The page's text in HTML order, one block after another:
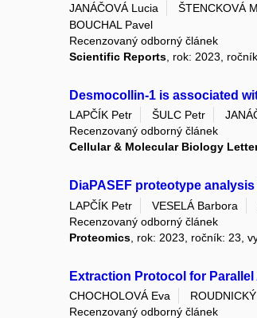
JANÁČOVÁ Lucia ŠTENCKOVÁ
BOUCHAL Pavel
Recenzovaný odborný článek
Scientific Reports , rok: 2023,
Desmocollin-1 is associated
LAPČÍK Petr ŠULC Petr
Recenzovaný odborný článek
Cellular & Molecular Biology
DiaPASEF proteotype
LAPČÍK Petr VESELÁ Barbora
Recenzovaný odborný článek
Proteomics , rok: 2023, ročník: 23,
Extraction Protocol for
CHOCHOLOVÁ Eva
Recenzovaný odborný článek